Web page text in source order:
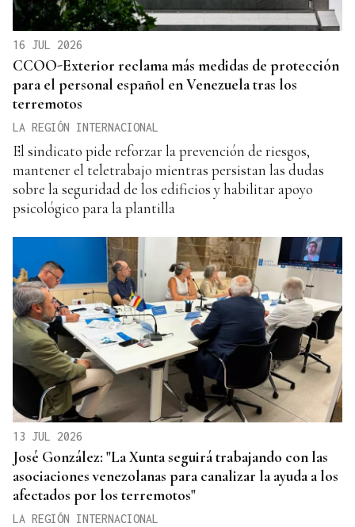
16 JUL 2026
CCOO-Exterior reclama más medidas de protección
para el personal español en Venezuela tras los
terremotos
LA REGIÓN INTERNACIONAL
El sindicato pide reforzar la prevención de riesgos,
mantener el teletrabajo mientras persistan las dudas
sobre la seguridad de los edificios y habilitar apoyo
psicológico para la plantilla
13 JUL 2026
José González: "La Xunta seguirá trabajando con las
asociaciones venezolanas para canalizar la ayuda a los
afectados por los terremotos"
LA REGIÓN INTERNACIONAL